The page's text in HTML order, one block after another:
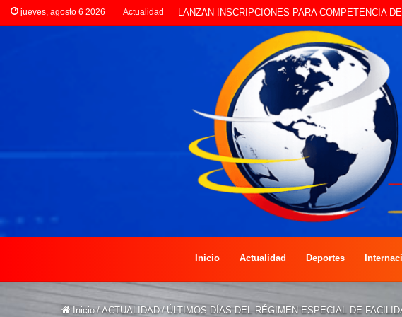
jueves, agosto 6 2026 Actualidad CLORINDA CREATIVA LANZA ESTE SÁBADO LA
Inicio Actualidad Deportes
Inicio / ACTUALIDAD / ÚLTIMOS DÍAS DEL RÉGIMEN ESPECIAL DE